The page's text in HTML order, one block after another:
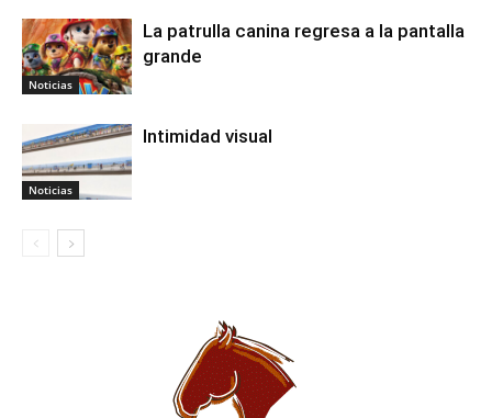
Noticias
La patrulla canina regresa a la pantalla
grande
Noticias
Intimidad visual